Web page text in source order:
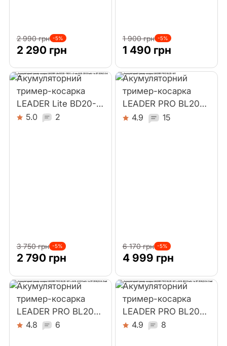
2 990 грн -5%
2 290 грн
1 900 грн -5%
1 490 грн
Акумуляторний
тример-косарка
LEADER Lite BD20-
150S з 2-ма АКБ
5.0 2
3 750 грн -5%
2 790 грн
Акумуляторний
тример-косарка
LEADER PRO BL20-
M14.9 15
6 170 грн -5%
4 999 грн
Акумуляторний
тример-косарка
LEADER PRO BL20-
M1 з АКБ 4000мАг
4.8 6
Акумуляторний
тример-косарка
LEADER PRO BL20-
M1 з АКБ 8000мАг
4.9 8